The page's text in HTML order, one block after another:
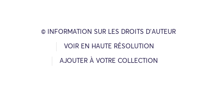
© INFORMATION SUR LES DROITS D’AUTEUR
VOIR EN HAUTE RÉSOLUTION
AJOUTER À VOTRE COLLECTION